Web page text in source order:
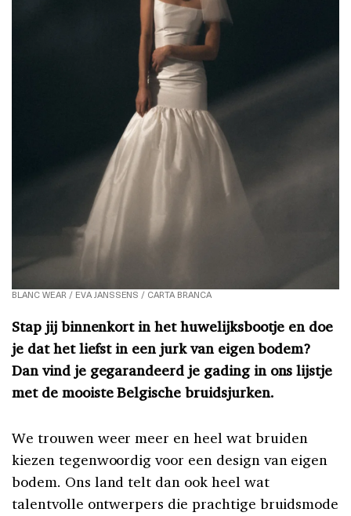
BLANC WEAR / EVA JANSSENS / CARTA BRANCA
Stap jij binnenkort in het huwelijksbootje en doe
je dat het liefst in een jurk van eigen bodem?
Dan vind je gegarandeerd je gading in ons lijstje
met de mooiste Belgische bruidsjurken.
We trouwen weer meer en heel wat bruiden
kiezen tegenwoordig voor een design van eigen
bodem. Ons land telt dan ook heel wat
talentvolle ontwerpers die prachtige bruidsmode